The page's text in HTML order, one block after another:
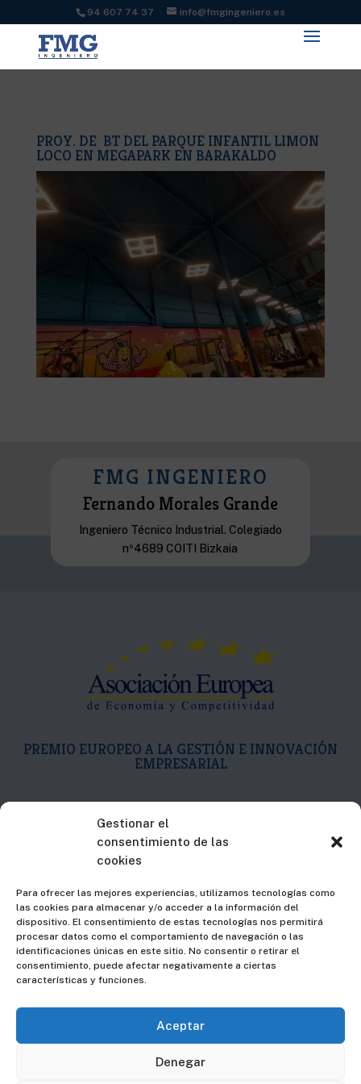
Gestionar el
consentimiento de las
cookies
Para ofrecer las mejores experiencias, utilizamos tecnologías como
las cookies para almacenar y/o acceder a la información del
dispositivo. El consentimiento de estas tecnologías nos permitirá
procesar datos como el comportamiento de navegación o las
identificaciones únicas en este sitio. No consentir o retirar el
consentimiento, puede afectar negativamente a ciertas
características y funciones.
Aceptar
Denegar
94 607 74 37 info@fmgingeniero.es
PROY. DE BT DEL PARQUE INFANTIL LIMON
LOCO EN MEGAPARK EN BARAKALDO
FMG INGENIERO
Fernando Morales Grande
Ingeniero Técnico Industrial. Colegiado
nº4689 COITI Bizkaia
PREMIO EUROPEO A LA GESTIÓN E INNOVACIÓN
EMPRESARIAL
2ª Plta. Dpto. D
 94 607 74 37
 info@fmgingeniero.es
Aviso Legal
Los logotipos y marcas comerciales que aparecen en esta